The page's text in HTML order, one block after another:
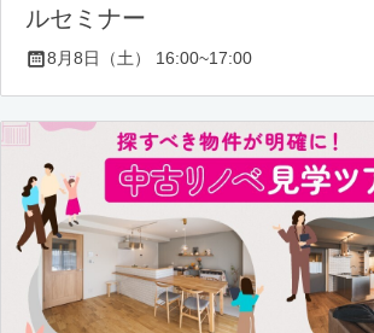
ルセミナー
8月8日（土） 16:00~17:00